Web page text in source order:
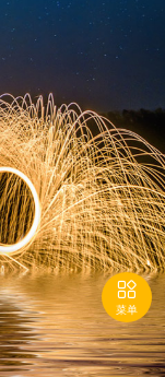

菜单